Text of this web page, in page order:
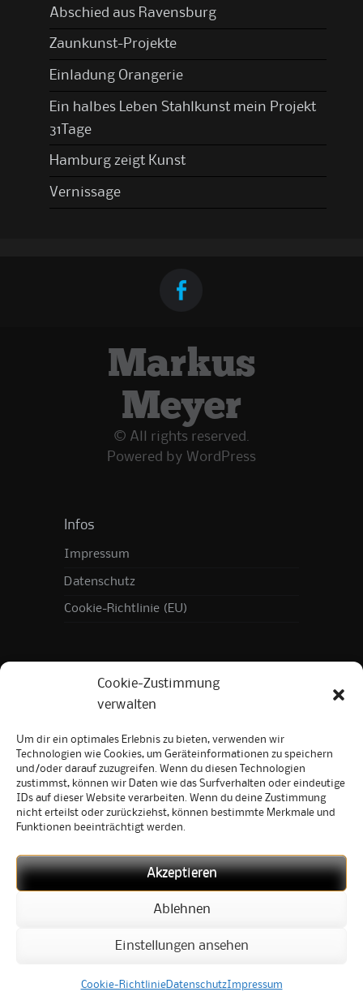
Cookie-Zustimmung
verwalten
Um dir ein optimales Erlebnis zu bieten, verwenden wir
Technologien wie Cookies, um Geräteinformationen zu speichern
und/oder darauf zuzugreifen. Wenn du diesen Technologien
zustimmst, können wir Daten wie das Surfverhalten oder eindeutige
IDs auf dieser Website verarbeiten. Wenn du deine Zustimmung
nicht erteilst oder zurückziehst, können bestimmte Merkmale und
Funktionen beeinträchtigt werden.
Akzeptieren
Ablehnen
Einstellungen ansehen
Cookie-RichtlinieDatenschutzImpressum
Abschied aus Ravensburg
Zaunkunst-Projekte
Einladung Orangerie
Ein halbes Leben Stahlkunst mein Projekt
31Tage
Hamburg zeigt Kunst
Vernissage
Markus
Meyer
© All rights reserved.
Powered by WordPress
Infos
Impressum
Datenschutz
Cookie-Richtlinie (EU)
Neueste Beiträge
Abschied aus Ravensburg
20. Februar 2025
Zaunkunst-Projekte
20. Februar 2025
Einladung Orangerie
Ein halbes Leben Stahlkunst mein Projekt